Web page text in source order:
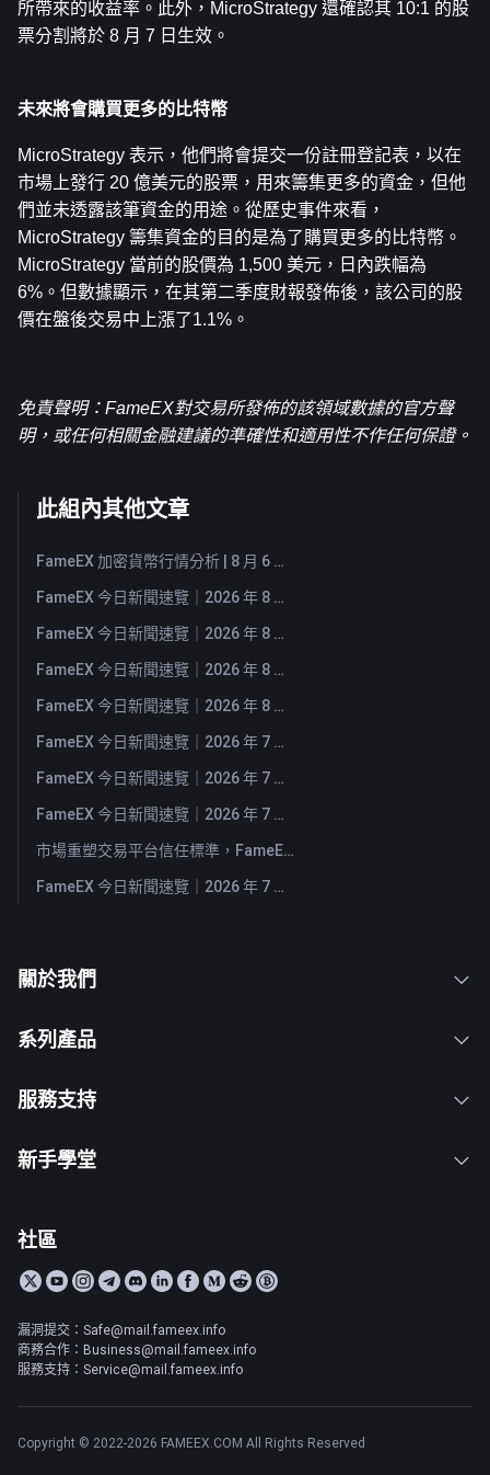
所帶來的收益率。此外，MicroStrategy 還確認其 10:1 的股
票分割將於 8 月 7 日生效。
未來將會購買更多的比特幣
MicroStrategy 表示，他們將會提交一份註冊登記表，以在
市場上發行 20 億美元的股票，用來籌集更多的資金，但他
們並未透露該筆資金的用途。從歷史事件來看，
MicroStrategy 籌集資金的目的是為了購買更多的比特幣。
MicroStrategy 當前的股價為 1,500 美元，日內跌幅為
6%。但數據顯示，在其第二季度財報發佈後，該公司的股
價在盤後交易中上漲了1.1%。
免責聲明：FameEX對交易所發佈的該領域數據的官方聲
明，或任何相關金融建議的準確性和適用性不作任何保證。
此組內其他文章
FameEX 加密貨幣行情分析 | 8 月 6 日, 2026
FameEX 今日新聞速覽｜2026 年 8 月 6 日
FameEX 今日新聞速覽｜2026 年 8 月 5 日
FameEX 今日新聞速覽｜2026 年 8 月 4 日
FameEX 今日新聞速覽｜2026 年 8 月 3 日
FameEX 今日新聞速覽｜2026 年 7 月 31 日
FameEX 今日新聞速覽｜2026 年 7 月 30 日
FameEX 今日新聞速覽｜2026 年 7 月 29 日
市場重塑交易平台信任標準，FameEX 以八年穩健營運持續服務全球用戶
FameEX 今日新聞速覽｜2026 年 7 月 28 日
關於我們
系列產品
服務支持
新手學堂
社區
漏洞提交：Safe@mail.fameex.info
商務合作：Business@mail.fameex.info
服務支持：Service@mail.fameex.info
Copyright © 2022-2026 FAMEEX.COM All Rights Reserved